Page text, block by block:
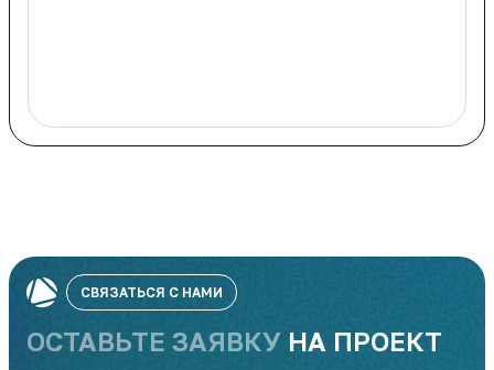
СВЯЗАТЬСЯ С НАМИ
ОСТАВЬТЕ ЗАЯВКУ НА ПРОЕКТ